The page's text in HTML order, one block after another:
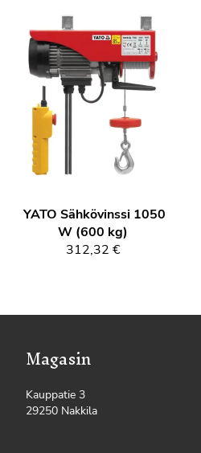
YATO Sähkövinssi 1050
W (600 kg)
312,32 €
Magasin
Kauppatie 3
29250 Nakkila